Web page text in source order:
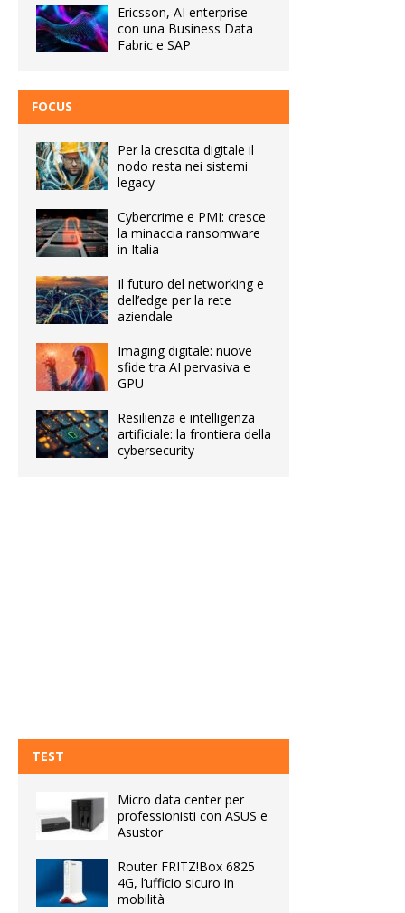
Ericsson, AI enterprise
con una Business Data
Fabric e SAP
FOCUS
Per la crescita digitale il
nodo resta nei sistemi
legacy
Cybercrime e PMI: cresce
la minaccia ransomware
in Italia
Il futuro del networking e
dell’edge per la rete
aziendale
Imaging digitale: nuove
sfide tra AI pervasiva e
GPU
Resilienza e intelligenza
artificiale: la frontiera della
cybersecurity
TEST
Micro data center per
professionisti con ASUS e
Asustor
Router FRITZ!Box 6825
4G, l’ufficio sicuro in
mobilità